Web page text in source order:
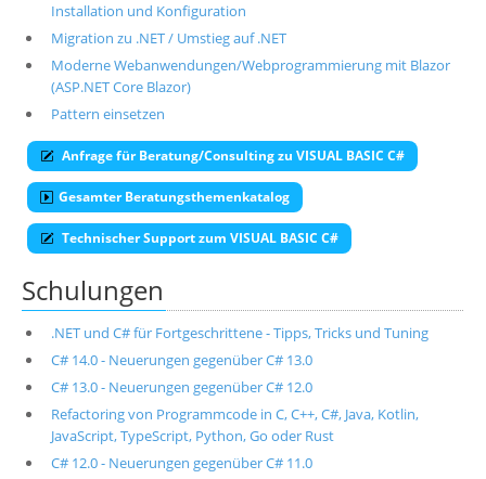
Installation und Konfiguration
Migration zu .NET / Umstieg auf .NET
Moderne Webanwendungen/Webprogrammierung mit Blazor
(ASP.NET Core Blazor)
Pattern einsetzen
Anfrage für Beratung/Consulting zu VISUAL BASIC C#
Gesamter Beratungsthemenkatalog
Technischer Support zum VISUAL BASIC C#
Schulungen
.NET und C# für Fortgeschrittene - Tipps, Tricks und Tuning
C# 14.0 - Neuerungen gegenüber C# 13.0
C# 13.0 - Neuerungen gegenüber C# 12.0
Refactoring von Programmcode in C, C++, C#, Java, Kotlin,
JavaScript, TypeScript, Python, Go oder Rust
C# 12.0 - Neuerungen gegenüber C# 11.0